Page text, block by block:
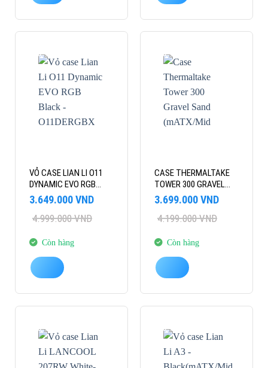
-27%
VỎ CASE LIAN LI O11
DYNAMIC EVO RGB
BLACK – O11DERGBX
TOWER/MÀU ĐEN)
4.999.000VND
Giá
là:
3.649.000VND
Giá
tại
3.649.000 VND.
Còn hàng
-12%
CASE THERMALTAKE
TOWER 300 GRAVEL
SAND (MATX/MID
4.199.000VND
Giá
là:
3.699.000VND
Giá
tại
3.699.000 VND.
Còn hàng
-20% -28%